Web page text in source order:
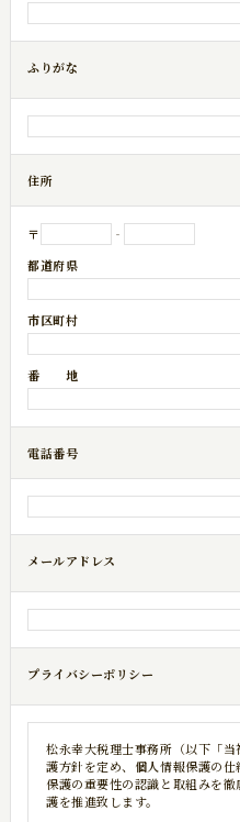
ふりがな
住所
〒
‐
都道府県
市区町村
番 地
電話番号
メールアドレス
プライバシーポリシー
松永幸大税理士事務所（以下「
護方針を定め、個人情報保護の
保護の重要性の認識と取組みを
護を推進致します。